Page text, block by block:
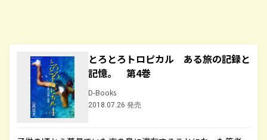
とろとろトロピカル ある旅の記録と
記憶。 第4巻
D-Books
2018.07.26 発売